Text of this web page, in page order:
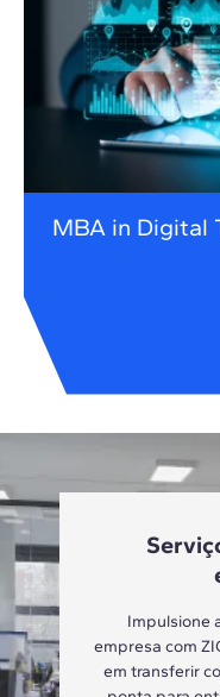
MBA in Digital
Impulsione
empresa com
em transferir